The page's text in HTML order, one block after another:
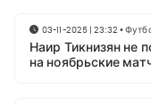
03-11-2025 | 23:32 •
Наир Тикнизян не
на ноябрьские